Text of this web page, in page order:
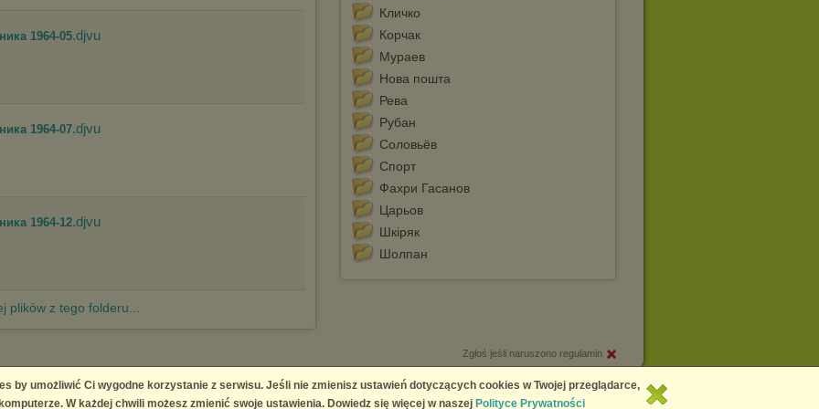
Кличко
Корчак
Мураев
Нова пошта
Рева
Рубан
Соловьёв
Спорт
Фахри Гасанов
Царьов
Шкіряк
Шолпан
1964-05.djvu
1964-07.djvu
1964-12.djvu
plików z tego folderu...
Zgłoś jeśli naruszono regulamin
infringement
Copyright © 2026Chomikuj.pl
by umożliwić Ci wygodne korzystanie z serwisu. Jeśli nie zmienisz ustawień dotyczących cookies w Twojej przeglądarce,
W każdej chwili możesz zmienić swoje ustawienia. Dowiedz się więcej w naszej Polityce Prywatności